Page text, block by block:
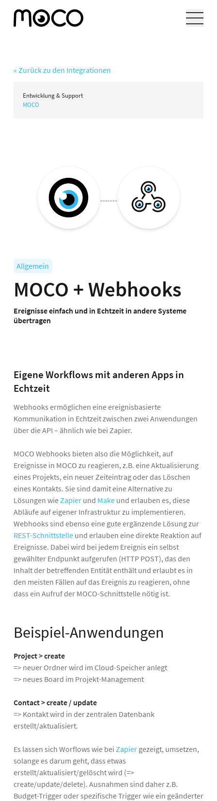
« Zurück zu den Integrationen
Entwicklung & Support
MOCO
-------
Allgemein
MOCO + Webhooks
Ereignisse einfach und in Echtzeit in andere Systeme
übertragen
Eigene Workflows mit anderen Apps in
Echtzeit
Webhooks ermöglichen eine ereignisbasierte
Kommunikation in Echtzeit zwischen zwei Anwendungen
über die API – ähnlich wie bei Zapier.
MOCO Webhooks bieten also die Möglichkeit, auf
Ereignisse in MOCO zu reagieren, z.B. eine Aktualisierung
eines Projekts, ein neuer Zeiteintrag oder das Löschen
eines Kontakts. Sie sind damit eine Alternative zu
Lösungen wie Zapier und Make und erlauben es, diese
Abläufe auf eigener Infrastruktur zu implementieren.
Webhooks sind ebenso eine gute ergänzende Lösung zur
REST-Schnittstelle und erlauben eine direkte Reaktion auf
Ereignisse. Dabei wird bei jedem Ereignis ein selbst
gewählter Endpunkt aufgerufen (HTTP POST), das den
Inhalt der betreffenden Entität enthält und erlaubt es in
den meisten Fällen auf das Ereignis zu reagieren, ohne
dass ein Aufruf der MOCO-Schnittstelle nötig ist.
Beispiel-Anwendungen
Project > create
=> neuer Ordner wird im Cloud-Speicher anlegt
=> neues Board im Projekt-Management
Contact > create / update
=> Kontakt wird in der zentralen Datenbank
erstellt/aktualisiert.
Es lassen sich Worflows wie bei Zapier gezeigt, umsetzen,
solange es darum geht, dass etwas
erstellt/aktualisiert/gelöscht wird (=>
create/update/delete). Ausnahmen sind daher z.B.
Budget-Trigger oder spezifische Trigger wie ein geänderter